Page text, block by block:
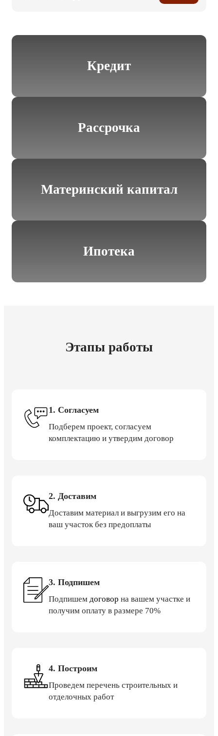
Кредит
Рассрочка
Материнский капитал
Ипотека
Этапы работы
1. Согласуем
Подберем проект, согласуем
комплектацию и утвердим договор
2. Доставим
Доставим материал и выгрузим его на
ваш участок без предоплаты
3. Подпишем
Подпишем договор на вашем участке и
получим оплату в размере 70%
4. Построим
Проведем перечень строительных и
отделочных работ